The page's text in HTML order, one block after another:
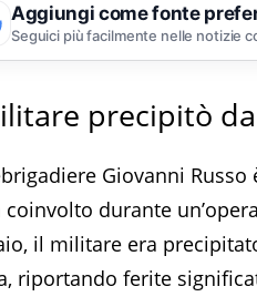
Aggiungi come fonte
Seguici più facilmente nelle notizie
precipitò
Giovanni
coinvolto durante
il militare era
riportando ferite